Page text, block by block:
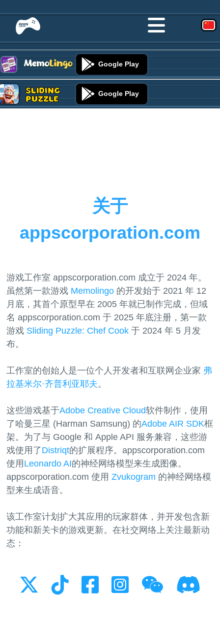
Google Play
Sliding
Puzzle Google Play
关于
appscorporation.com
游戏工作室 appscorporation.com 成立于 2024 年。
虽然第一款游戏 Memolingo 的开发始于 2021 年 12
月底，其首个原型早在 2005 年就已制作完成，但域
名 appscorporation.com 于 2025 年底注册，第一款
游戏 Sliding Puzzle: Chef Cook 于 2024 年 5 月发
布。
工作室的创始人是一位个人开发者和互联网企业家 弗
拉基米尔·齐普利亚耶夫。
这些游戏基于Adobe Creative Cloud软件制作，使用
了哈曼三星 (Harman Samsung) 的Adobe AIR SDK框
架。为了与 Google 和 Apple API 服务兼容，这些游
戏使用了Distriqt的扩展程序。appscorporation.com
使用 Leonardo AI的神经网络模型来生成图像。
appscorporation.com 使用Zvukogram 的神经网络模
型来生成语音。
该工作室计划扩大其应用的玩家群体，并开发包含新
功能和新关卡的游戏更新。在社交网络上关注最新动
态：